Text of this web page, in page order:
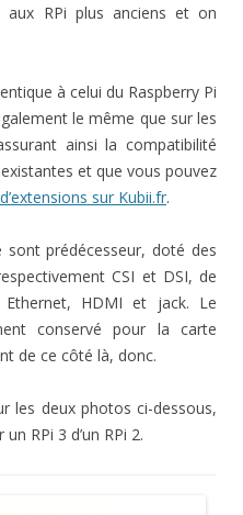
aux RPi plus anciens et on
à celui du Raspberry Pi
le même que sur les
ainsi la compatibilité
et que vous pouvez
sur Kubii.fr.
prédécesseur, doté des
CSI et DSI, de
HDMI et jack. Le
conservé pour la carte
de ce côté là, donc.
les deux photos ci-dessous,
RPi 3 d’un RPi 2.